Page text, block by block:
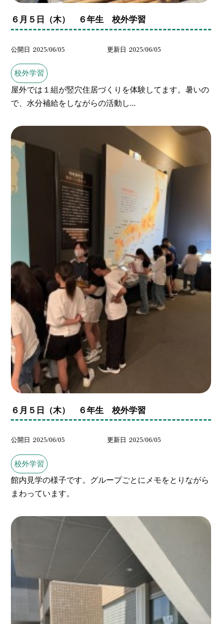
６月５日（木） ６年生 校外学習
公開日 2025/06/05 更新日 2025/06/05
校外学習
屋外では１組が竪穴住居づくりを体験してます。暑いの
で、水分補給をしながらの活動し...
６月５日（木） ６年生 校外学習
公開日 2025/06/05 更新日 2025/06/05
校外学習
館内見学の様子です。グループごとにメモをとりながら
まわっています。